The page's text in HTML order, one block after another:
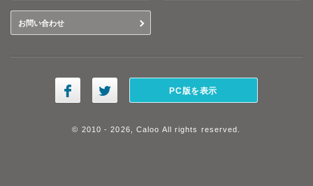
お問い合わせ
PC版を表示
© 2010 - 2026, Caloo All rights reserved.